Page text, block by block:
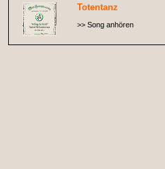
Totentanz
>> Song anhören